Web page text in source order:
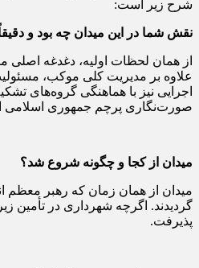
شرح زیر است:
نقش شما در این میدان چه بود و
از همان لحظات اولیه، دغدغه اصلی
علاوه بر مدیریت کلی موکب،
اجرایی نیز با هماهنگی گروه‌های
صورت‌نگاری پرچم جمهوری اسلامی
میدان از کجا و چگونه شروع شد؟
میدان از همان زمان که رهبر معظم
گردیدند. اگرچه شهرداری در
پذیرفت.